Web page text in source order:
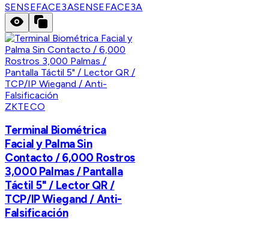
SENSEFACE3ASENSEFACE3A
ZKTECO
Terminal Biométrica
Facial y Palma Sin
Contacto / 6,000 Rostros
3,000 Palmas / Pantalla
Táctil 5" / Lector QR /
TCP/IP Wiegand / Anti-
Falsificación